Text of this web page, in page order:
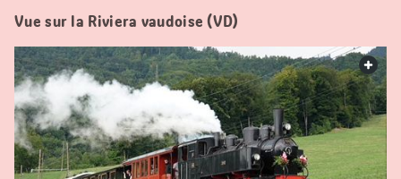
Vue sur la Riviera vaudoise (VD)